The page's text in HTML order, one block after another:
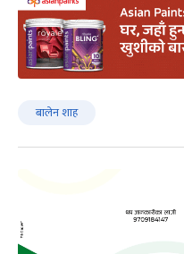
बालेन शाह